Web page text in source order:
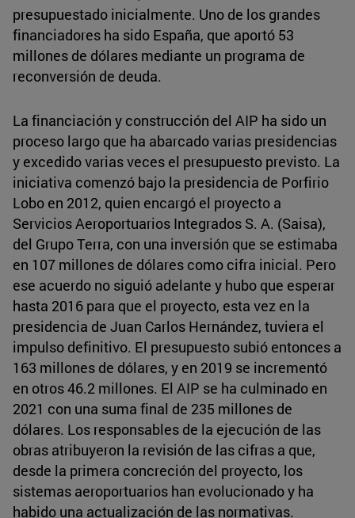
presupuestado inicialmente. Uno de los grandes
financiadores ha sido España, que aportó 53
millones de dólares mediante un programa de
reconversión de deuda.
La financiación y construcción del AIP ha sido un
proceso largo que ha abarcado varias presidencias
y excedido varias veces el presupuesto previsto. La
iniciativa comenzó bajo la presidencia de Porfirio
Lobo en 2012, quien encargó el proyecto a
Servicios Aeroportuarios Integrados S. A. (Saisa),
del Grupo Terra, con una inversión que se estimaba
en 107 millones de dólares como cifra inicial. Pero
ese acuerdo no siguió adelante y hubo que esperar
hasta 2016 para que el proyecto, esta vez en la
presidencia de Juan Carlos Hernández, tuviera el
impulso definitivo. El presupuesto subió entonces a
163 millones de dólares, y en 2019 se incrementó
en otros 46.2 millones. El AIP se ha culminado en
2021 con una suma final de 235 millones de
dólares. Los responsables de la ejecución de las
obras atribuyeron la revisión de las cifras a que,
desde la primera concreción del proyecto, los
sistemas aeroportuarios han evolucionado y ha
habido una actualización de las normativas.